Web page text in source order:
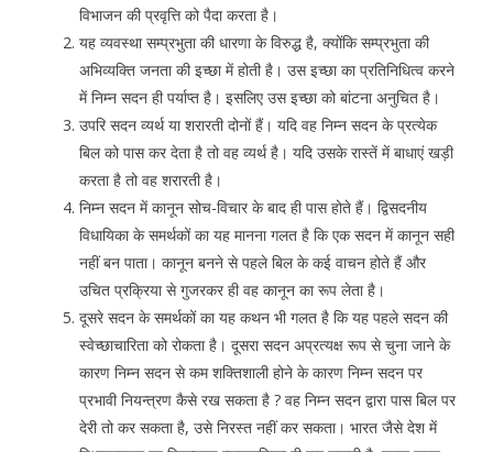
विभाजन की प्रवृत्ति को पैदा करता है।
यह व्यवस्था सम्प्रभुता की धारणा के विरुद्ध है, क्योंकि सम्प्रभुता की
अभिव्यक्ति जनता की इच्छा में होती है। उस इच्छा का प्रतिनिधित्व करने
में निम्न सदन ही पर्याप्त है। इसलिए उस इच्छा को बांटना अनुचित है।
उपरि सदन व्यर्थ या शरारती दोनों हैं। यदि वह निम्न सदन के प्रत्येक
बिल को पास कर देता है तो वह व्यर्थ है। यदि उसके रास्तें में बाधाएं खड़ी
करता है तो वह शरारती है।
निम्न सदन में कानून सोच-विचार के बाद ही पास होते हैं। द्विसदनीय
विधायिका के समर्थकों का यह मानना गलत है कि एक सदन में कानून सही
नहीं बन पाता। कानून बनने से पहले बिल के कई वाचन होते हैं और
उचित प्रक्रिया से गुजरकर ही वह कानून का रूप लेता है।
दूसरे सदन के समर्थकों का यह कथन भी गलत है कि यह पहले सदन की
स्वेच्छाचारिता को रोकता है। दूसरा सदन अप्रत्यक्ष रूप से चुना जाने के
कारण निम्न सदन से कम शक्तिशाली होने के कारण निम्न सदन पर
प्रभावी नियन्त्रण कैसे रख सकता है ? वह निम्न सदन द्वारा पास बिल पर
देरी तो कर सकता है, उसे निरस्त नहीं कर सकता। भारत जैसे देश में